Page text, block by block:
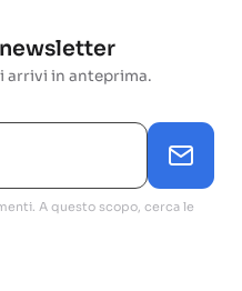
arrivi in anteprima.
A questo scopo, cerca le